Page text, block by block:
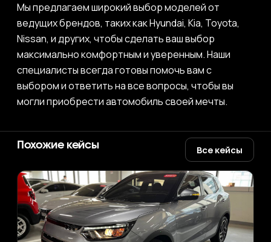
Мы предлагаем широкий выбор моделей от
ведущих брендов, таких как Hyundai, Kia, Toyota,
Nissan, и других, чтобы сделать ваш выбор
максимально комфортным и уверенным. Наши
специалисты всегда готовы помочь вам с
выбором и ответить на все вопросы, чтобы вы
могли приобрести автомобиль своей мечты.
Похожие кейсы Все кейсы